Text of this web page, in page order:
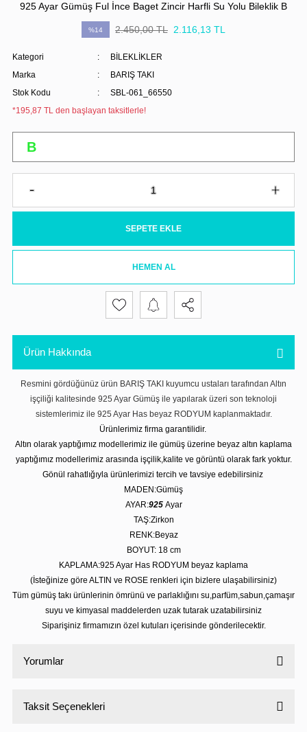
925 Ayar Gümüş Ful İnce Baget Zincir Harfli Su Yolu Bileklik B
%14 2.450,00 TL 2.116,13 TL
Kategori
BİLEKLİKLER
Marka
BARIŞ TAKI
Stok Kodu
SBL-061_66550
*195,87 TL den başlayan taksitlerle!
SEPETE EKLE
HEMEN AL
Ürün Hakkında
Resmini gördüğünüz ürün BARIŞ TAKI kuyumcu ustaları tarafından Altın
işçiliği kalitesinde 925 Ayar Gümüş ile yapılarak üzeri son teknoloji
sistemlerimiz ile 925 Ayar Has beyaz RODYUM kaplanmaktadır.
Ürünlerimiz firma garantilidir.
Altın olarak yaptığımız modellerimiz ile gümüş üzerine beyaz altın kaplama
yaptığımız modellerimiz arasında işçilik,kalite ve görüntü olarak fark yoktur.
Gönül rahatlığıyla ürünlerimizi tercih ve tavsiye edebilirsiniz
MADEN:Gümüş
AYAR:925 Ayar
TAŞ:Zirkon
RENK:Beyaz
BOYUT: 18 cm
KAPLAMA:925 Ayar Has RODYUM beyaz kaplama
(İsteğinize göre ALTIN ve ROSE renkleri için bizlere ulaşabilirsiniz)
Tüm gümüş takı ürünlerinin ömrünü ve parlaklığını su,parfüm,sabun,çamaşır
suyu ve kimyasal maddelerden uzak tutarak uzatabilirsiniz
Siparişiniz firmamızın özel kutuları içerisinde gönderilecektir.
Yorumlar
Taksit Seçenekleri